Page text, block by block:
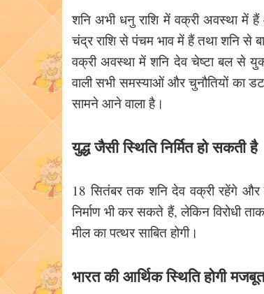
शनि अभी धनु राशि में वक्री अवस्था में
चंद्र राशि से पंचम भाव में हैं तथा शनि से
वक्री अवस्था में शनि देव चेष्टा बल से
वाली सभी समस्याओं और चुनौतियों का
सामने आने वाला है।
युद्ध जैसी स्थिति निर्मित हो सकती है
18 सितंबर तक शनि देव वक्री रहेंगे और
निर्माण भी कर सकते हैं, लेकिन विरोधी
मील का पत्थर साबित होगी।
भारत की आर्थिक स्थिति होगी